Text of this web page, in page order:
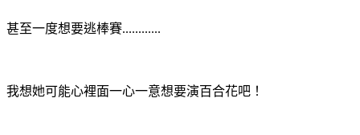
甚至一度想要逃棒賽............
我想她可能心裡面一心一意想要演百合花吧！